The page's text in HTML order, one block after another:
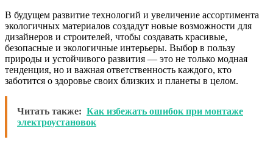
В будущем развитие технологий и увеличение ассортимента
экологичных материалов создадут новые возможности для
дизайнеров и строителей, чтобы создавать красивые,
безопасные и экологичные интерьеры. Выбор в пользу
природы и устойчивого развития — это не только модная
тенденция, но и важная ответственность каждого, кто
заботится о здоровье своих близких и планеты в целом.
Читать также: Как избежать ошибок при монтаже
электроустановок